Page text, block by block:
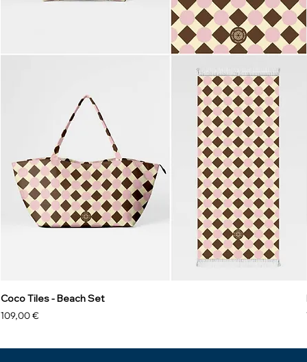
Coco Tiles - Beach Set
Precio
109,00 €